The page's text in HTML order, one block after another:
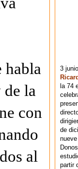
habla
la
con
al
3
la 74
de
partir